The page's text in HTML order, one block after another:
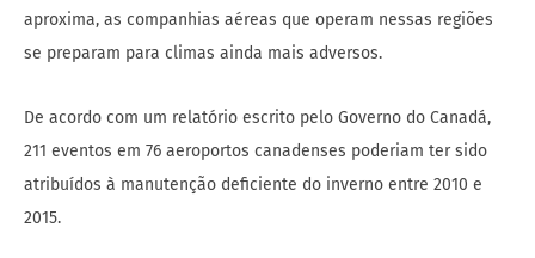
aproxima, as companhias aéreas que operam nessas regiões
se preparam para climas ainda mais adversos.
De acordo com um relatório escrito pelo Governo do Canadá,
211 eventos em 76 aeroportos canadenses poderiam ter sido
atribuídos à manutenção deficiente do inverno entre 2010 e
2015.